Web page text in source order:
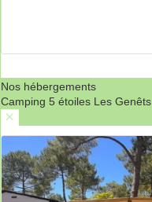
Nos hébergements
Camping 5 étoiles Les Genêts